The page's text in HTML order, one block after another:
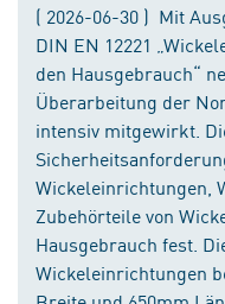
( 2026-06-30 ) Mit
DIN EN 12221
den Hausgebrauch“
Überarbeitung der
intensiv mitgewirkt.
Wickeleinrichtungen,
Zubehörteile von
Hausgebrauch fest.
Wickeleinrichtungen